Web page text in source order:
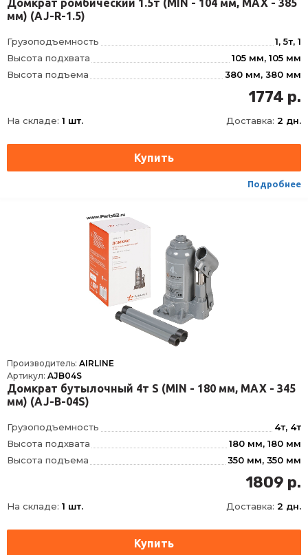
Домкрат ромбический 1.5т (MIN - 104 мм, MAX - 385
мм) (AJ-R-1.5)
Грузоподъемность
1, 5т, 1
Высота подхвата
105 мм, 105 мм
Высота подъема
380 мм, 380 мм
2, 7 кг, 2
Механический
Высота,MIN-MAX
105
1774 р.
На складе: 1 шт. Доставка: 2 дн.
Подробнее
Производитель: AIRLINE
Артикул: AJB04S
Домкрат бутылочный 4т S (MIN - 180 мм, MAX - 345
мм) (AJ-B-04S)
Грузоподъемность
4т, 4т
Высота подхвата
180 мм, 180 мм
Высота подъема
350 мм, 350 мм
110 мм, 110 мм
60 мм, 60 мм
Вес домкрата брутто
3, 3 кг, 3
1809 р.
На складе: 1 шт. Доставка: 2 дн.